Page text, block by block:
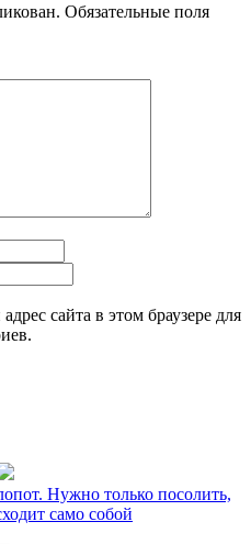
Обязательные поля
сайта в этом браузере для
Нужно только посолить,
само собой